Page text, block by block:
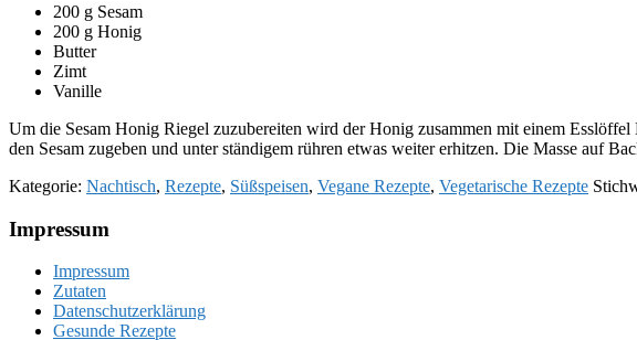
200 g Sesam
200 g Honig
Butter
Zimt
Vanille
Um die Sesam Honig Riegel zuzubereiten wird der Honig zusammen mit einem
den Sesam zugeben und unter ständigem rühren etwas weiter erhitzen. Die Masse auf
Kategorie: Nachtisch, Rezepte, Süßspeisen, Vegane Rezepte, Vegetarische Rezepte
Footer
Impressum
Impressum
Zutaten
Datenschutzerklärung
Gesunde Rezepte